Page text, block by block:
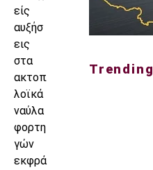
είς
αυξήσ
εις
στα
ακτοπ
λοϊκά
ναύλα
φορτη
γών
εκφρά
Trending